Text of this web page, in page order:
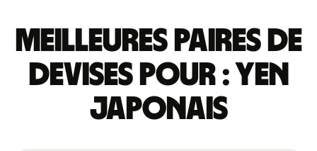
Meilleures paires de
devises pour : yen
japonais